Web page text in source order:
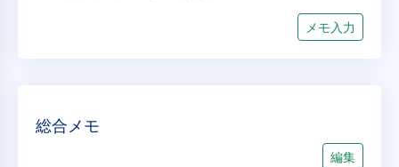
メモ入力
総合メモ
編集